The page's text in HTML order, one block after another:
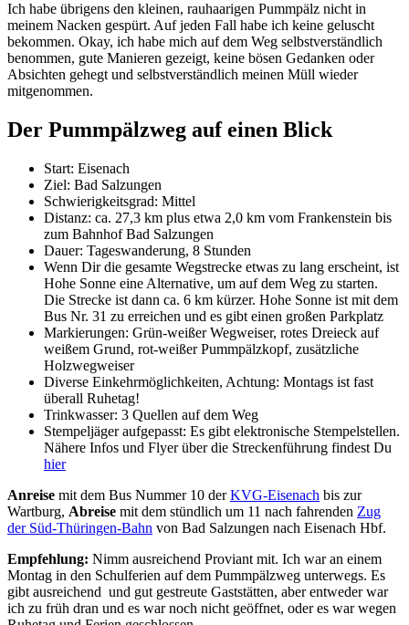
Ich habe übrigens den kleinen, rauhaarigen Pummpälz nicht in
meinem Nacken gespürt. Auf jeden Fall habe ich keine geluscht
bekommen. Okay, ich habe mich auf dem Weg selbstverständlich
benommen, gute Manieren gezeigt, keine bösen Gedanken oder
Absichten gehegt und selbstverständlich meinen Müll wieder
mitgenommen.
Der Pummpälzweg auf einen Blick
Start: Eisenach
Ziel: Bad Salzungen
Schwierigkeitsgrad: Mittel
Distanz: ca. 27,3 km plus etwa 2,0 km vom Frankenstein bis
zum Bahnhof Bad Salzungen
Dauer: Tageswanderung, 8 Stunden
Wenn Dir die gesamte Wegstrecke etwas zu lang erscheint, ist
Hohe Sonne eine Alternative, um auf dem Weg zu starten.
Die Strecke ist dann ca. 6 km kürzer. Hohe Sonne ist mit dem
Bus Nr. 31 zu erreichen und es gibt einen großen Parkplatz
Markierungen: Grün-weißer Wegweiser, rotes Dreieck auf
weißem Grund, rot-weißer Pummpälzkopf, zusätzliche
Holzwegweiser
Diverse Einkehrmöglichkeiten, Achtung: Montags ist fast
überall Ruhetag!
Trinkwasser: 3 Quellen auf dem Weg
Stempeljäger aufgepasst: Es gibt elektronische Stempelstellen.
Nähere Infos und Flyer über die Streckenführung findest Du
hier
Anreise mit dem Bus Nummer 10 derKVG-Eisenach bis zur
Wartburg, Abreise mit dem stündlich um 11 nach fahrenden Zug
der Süd-Thüringen-Bahn von Bad Salzungen nach Eisenach Hbf.
Empfehlung: Nimm ausreichend Proviant mit. Ich war an einem
Montag in den Schulferien auf dem Pummpälzweg unterwegs. Es
gibt ausreichend und gut gestreute Gaststätten, aber entweder war
ich zu früh dran und es war noch nicht geöffnet, oder es war wegen